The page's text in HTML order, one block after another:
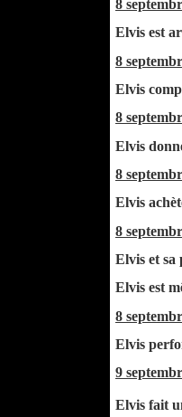
8
Elvis est
8
Elvis
8
Elvis
8
Elvis
8
Elvis et sa
Elvis est
8
Elvis
9
Elvis fait